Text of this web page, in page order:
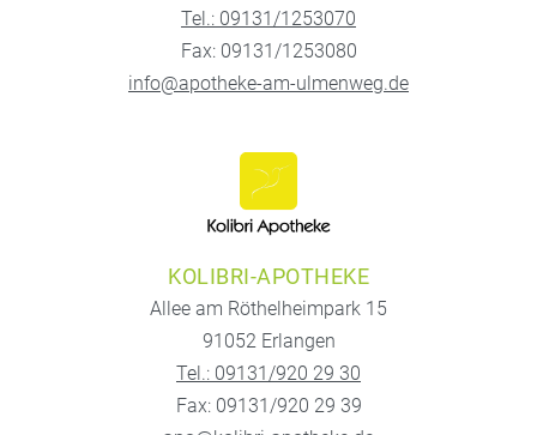
Tel.: 09131/1253070
Fax: 09131/1253080
info@apotheke-am-ulmenweg.de
KOLIBRI-APOTHEKE
Allee am Röthelheimpark 15
91052 Erlangen
Tel.: 09131/920 29 30
Fax: 09131/920 29 39